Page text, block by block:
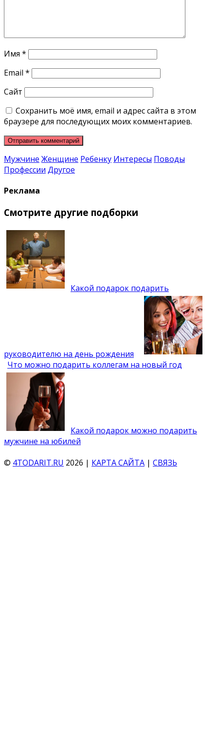
Имя *
Email *
Сайт
Сохранить моё имя, email и адрес сайта в этом
браузере для последующих моих комментариев.
Мужчине Женщине Ребенку Интересы Поводы
Профессии Другое
Реклама
Смотрите другие подборки
Какой подарок подарить
руководителю на день рождения
Что можно подарить коллегам на новый год
Какой подарок можно подарить
мужчине на юбилей
© 4TODARIT.RU 2026 | КАРТА САЙТА | СВЯЗЬ